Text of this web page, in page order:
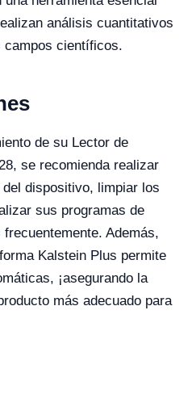
análisis cuantitativos
científicos.
de su Lector de
se recomienda realizar
dispositivo, limpiar los
sus programas de
Además,
Kalstein Plus permite
¡asegurando la
más adecuado para